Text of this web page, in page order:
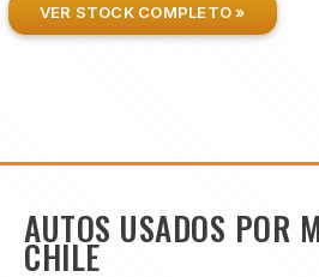
VER STOCK COMPLETO »
AUTOS USADOS POR
CHILE